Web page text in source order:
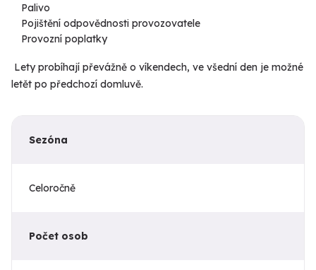
Palivo
Pojištění odpovědnosti provozovatele
Provozní poplatky
Lety probíhají převážně o víkendech, ve všední den je možné
letět po předchozí domluvě.
Sezóna
Celoročně
Počet osob